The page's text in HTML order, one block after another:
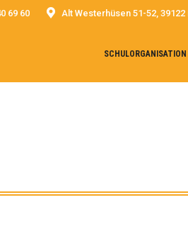
69 60 Alt Westerhüsen 51-52,
SCHULORGANISATION